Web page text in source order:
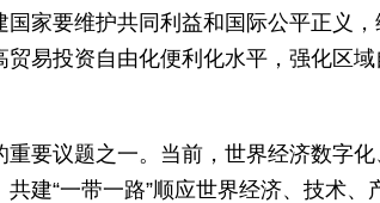
家要维护共同利益和国际公平正义
易投资自由化便利化水平，强化区
要议题之一。当前，世界经济数字
建“一带一路”顺应世界经济、技术、